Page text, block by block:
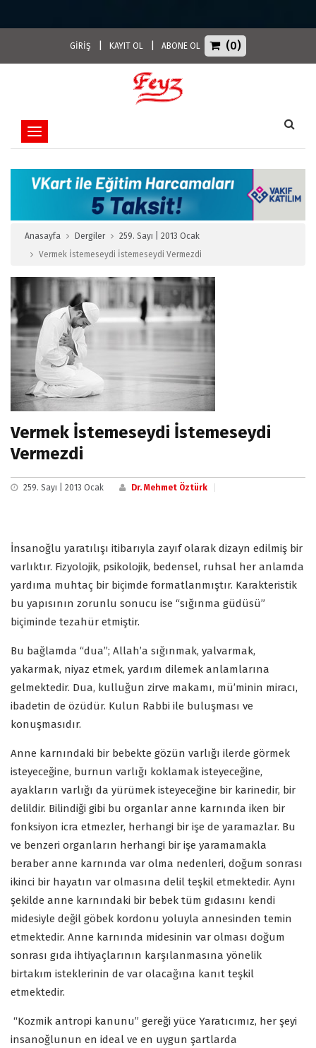
GİRİŞ KAYIT OL ABONE OL (0)
Toggle navigation
Anasayfa Dergiler
259. Sayı | 2013 Ocak
Vermek İstemeseydi İstemeseydi Vermezdi
Vermek İstemeseydi İstemeseydi
Vermezdi
259. Sayı | 2013 Ocak Dr. Mehmet Öztürk
İnsanoğlu yaratılışı itibarıyla zayıf olarak dizayn edilmiş bir
varlıktır. Fizyolojik, psikolojik, bedensel, ruhsal her anlamda
yardıma muhtaç bir biçimde formatlanmıştır. Karakteristik
bu yapısının zorunlu sonucu ise “sığınma güdüsü”
biçiminde tezahür etmiştir.
Bu bağlamda “dua”; Allah’a sığınmak, yalvarmak,
yakarmak, niyaz etmek, yardım dilemek anlamlarına
gelmektedir. Dua, kulluğun zirve makamı, mü’minin miracı,
ibadetin de özüdür. Kulun Rabbi ile buluşması ve
konuşmasıdır.
Anne karnındaki bir bebekte gözün varlığı ilerde görmek
isteyeceğine, burnun varlığı koklamak isteyeceğine,
ayakların varlığı da yürümek isteyeceğine bir karinedir, bir
delildir. Bilindiği gibi bu organlar anne karnında iken bir
fonksiyon icra etmezler, herhangi bir işe de yaramazlar. Bu
ve benzeri organların herhangi bir işe yaramamakla
beraber anne karnında var olma nedenleri, doğum sonrası
ikinci bir hayatın var olmasına delil teşkil etmektedir. Aynı
şekilde anne karnındaki bir bebek tüm gıdasını kendi
midesiyle değil göbek kordonu yoluyla annesinden temin
etmektedir. Anne karnında midesinin var olması doğum
sonrası gıda ihtiyaçlarının karşılanmasına yönelik
birtakım isteklerinin de var olacağına kanıt teşkil
etmektedir.
“Kozmik antropi kanunu” gereği yüce Yaratıcımız, her şeyi
insanoğlunun en ideal ve en uygun şartlarda